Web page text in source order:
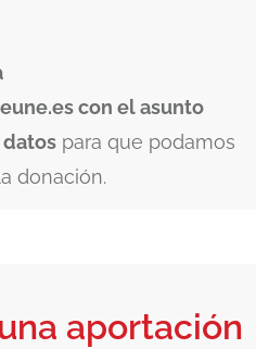
con el asunto
datos para que podamos
donación.
aportación